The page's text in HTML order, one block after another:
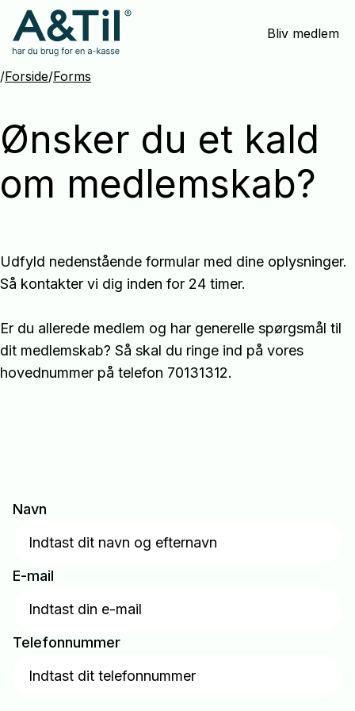
Spring
menu
over
og
indhold
Bliv medlem
/Forside/Forms
Ønsker du et kald
om medlemskab?
Udfyld nedenstående formular med dine oplysninger.
Så kontakter vi dig inden for 24 timer.
Er du allerede medlem og har generelle spørgsmål til
dit medlemskab? Så skal du ringe ind på vores
hovednummer på telefon 70131312.
Navn
E-mail
Telefonnummer